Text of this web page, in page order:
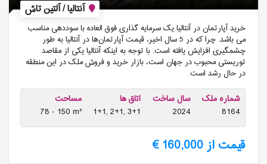
آنتالیا / آلتین تاش
خرید آپارتمان در آنتالیا یک سرمایه گذاری فوق العاده با سوددهی مناسب
می باشد. چرا که در 5 سال اخیر، قیمت آپارتمان‌ها در آنتالیا به طور
چشمگیری افزایش یافته است. با توجه به اینکه آنتالیا یکی از مقاصد
توریستی محبوب در جهان است، بازار خرید و فروش ملک در این منطقه
در حال رشد است.
شماره ملک
8164
سال ساخت
2024
اتاق ها
1+1, 2+1, 3+1
مساحت
78 - 150 m²
قیمت از 160,000 €